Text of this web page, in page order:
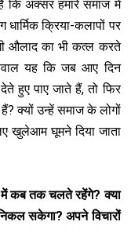
अक्सर हमारे समाज में
क्रिया-कलापों पर
औलाद का भी कत्ल करते
यह कि जब आए दिन
हुए पाए जाते हैं, तो फिर
क्यों उन्हें समाज के लोगों
खुलेआम घूमने दिया जाता
में कब तक चलते रहेंगे? क्या
सकेगा? अपने विचारों